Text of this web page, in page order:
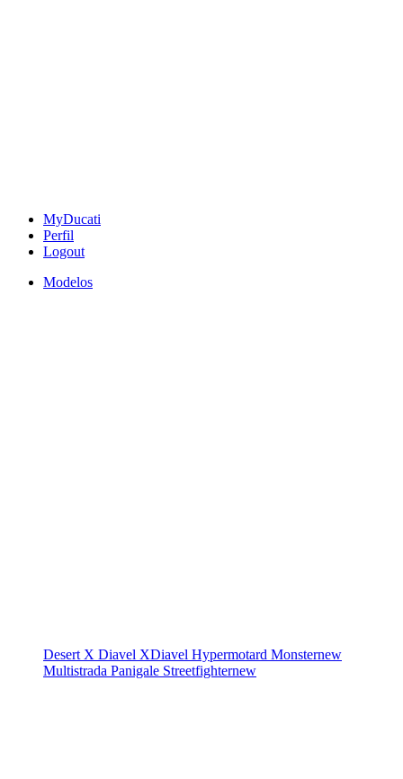
MyDucati
Perfil
Logout
Modelos
Desert X Diavel XDiavel Hypermotard Monsternew
Multistrada Panigale Streetfighternew